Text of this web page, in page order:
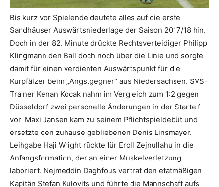
Bis kurz vor Spielende deutete alles auf die erste
Sandhäuser Auswärtsniederlage der Saison 2017/18 hin.
Doch in der 82. Minute drückte Rechtsverteidiger Philipp
Klingmann den Ball doch noch über die Linie und sorgte
damit für einen verdienten Auswärtspunkt für die
Kurpfälzer beim „Angstgegner“ aus Niedersachsen. SVS-
Trainer Kenan Kocak nahm im Vergleich zum 1:2 gegen
Düsseldorf zwei personelle Änderungen in der Startelf
vor: Maxi Jansen kam zu seinem Pflichtspieldebüt und
ersetzte den zuhause gebliebenen Denis Linsmayer.
Leihgabe Haji Wright rückte für Eroll Zejnullahu in die
Anfangsformation, der an einer Muskelverletzung
laboriert. Nejmeddin Daghfous vertrat den etatmäßigen
Kapitän Stefan Kulovits und führte die Mannschaft aufs